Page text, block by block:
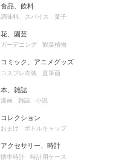
食品、飲料
調味料、スパイス 菓子
花、園芸
ガーデニング 観葉植物
コミック、アニメグッズ
コスプレ衣装 直筆画
本、雑誌
漫画 雑誌 小説
コレクション
おまけ ボトルキャップ
アクセサリー、時計
懐中時計 時計用ケース